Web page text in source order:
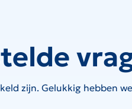
zijn. Gelukkig hebben